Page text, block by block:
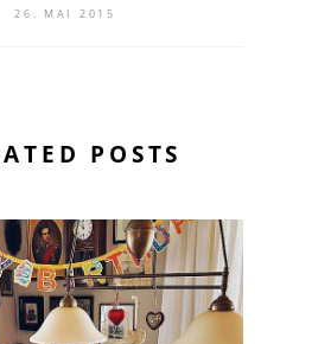
26. MAI 2015
POSTS